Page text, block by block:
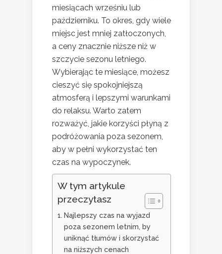
miesiącach wrześniu lub
październiku. To okres, gdy wiele
miejsc jest mniej zatłoczonych,
a ceny znacznie niższe niż w
szczycie sezonu letniego.
Wybierając te miesiące, możesz
cieszyć się spokojniejszą
atmosferą i lepszymi warunkami
do relaksu. Warto zatem
rozważyć, jakie korzyści płyną z
podróżowania poza sezonem,
aby w pełni wykorzystać ten
czas na wypoczynek.
W tym artykule
przeczytasz
Najlepszy czas na wyjazd
poza sezonem letnim, by
uniknąć tłumów i skorzystać
na niższych cenach